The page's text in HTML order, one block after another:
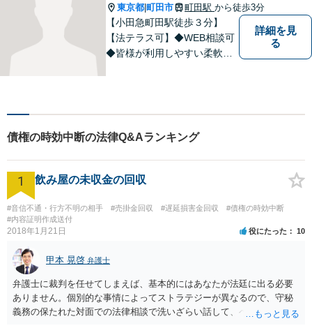
東京都 町田市 町田駅 から徒歩3分
【小田急町田駅徒歩３分】
【法テラス可】◆WEB相談可
◆皆様が利用しやすい柔軟な
す。まずはお気軽ご相談くだ
さい。
詳細を見
る
債権の時効中断の法律Q&Aランキング
1 飲み屋の未収金の回収
#音信不通・行方不明の相手 #売掛金回収 #遅延損害金回収
#債権の時効中断
#内容証明作成送付
2018年1月21日 役にたった 10
甲本 晃啓 弁護士
弁護士に裁判を任せてしまえば、基本的にはあなたが法廷に出る必要
ありません。個別的な事情によってストラテジーが異なるので、守秘
義務の保たれた対面での法律相談で洗いざらい話して、ベストな方法